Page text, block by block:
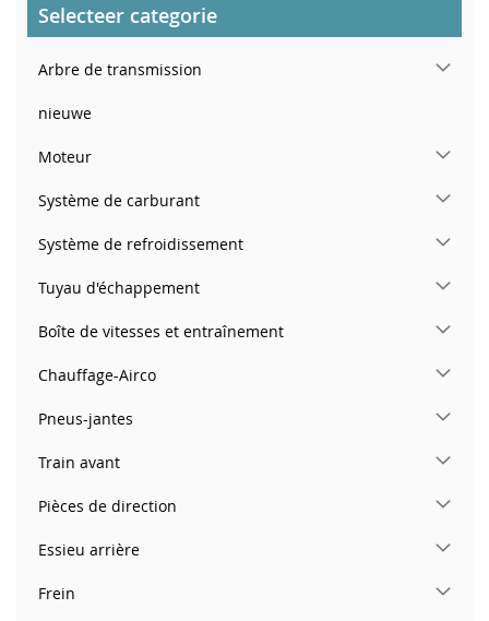
Selecteer categorie
Arbre de transmission
nieuwe
Moteur
Système de carburant
Système de refroidissement
Tuyau d'échappement
Boîte de vitesses et entraînement
Chauffage-Airco
Pneus-jantes
Train avant
Pièces de direction
Essieu arrière
Frein